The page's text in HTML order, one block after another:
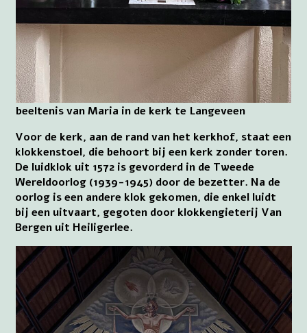
beeltenis van Maria in de kerk te Langeveen
Voor de kerk, aan de rand van het kerkhof, staat een
klokkenstoel, die behoort bij een kerk zonder toren.
De luidklok uit 1572 is gevorderd in de Tweede
Wereldoorlog (1939-1945) door de bezetter. Na de
oorlog is een andere klok gekomen, die enkel luidt
bij een uitvaart, gegoten door klokkengieterij Van
Bergen uit Heiligerlee.